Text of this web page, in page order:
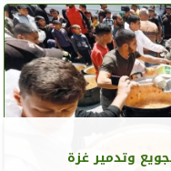
وتدمير غزة